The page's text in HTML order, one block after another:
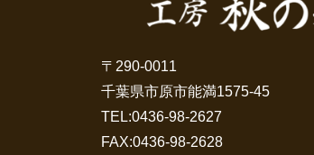
〒290-0011
千葉県市原市能満1575-45
TEL:0436-98-2627
FAX:0436-98-2628